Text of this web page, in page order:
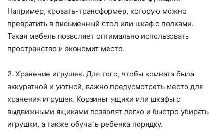
Например, кровать-трансформер, которую можно
превратить в письменный стол или шкаф с полками.
Такая мебель позволяет оптимально использовать
пространство и экономит место.
2. Хранение игрушек. Для того, чтобы комната была
аккуратной и уютной, важно предусмотреть место для
хранения игрушек. Корзины, ящики или шкафы с
выдвижными ящиками позволят легко и быстро убирать
игрушки, а также обучать ребенка порядку.